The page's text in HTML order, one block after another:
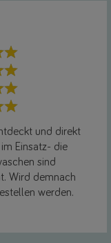
und direkt
Einsatz- die
sind
Wird demnach
werden.